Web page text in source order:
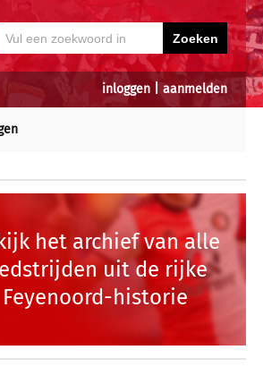
inloggen aanmelden
het archief van alle
uit de rijke
Feyenoord-historie